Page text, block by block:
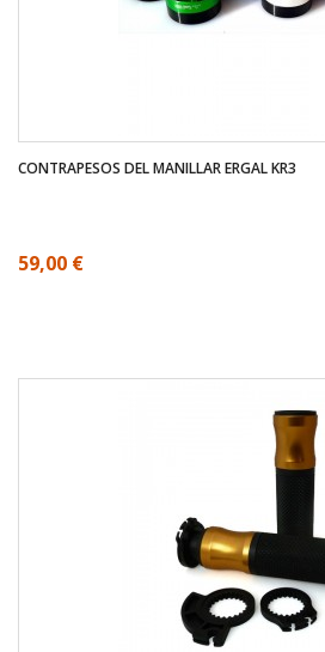
CONTRAPESOS DEL MANILLAR ERGAL KR3
59,00 €